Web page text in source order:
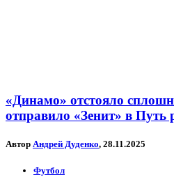
«Динамо» отстояло
отправило «Зенит» в Путь
Автор Андрей Дуденко, 28.11.2025
Футбол